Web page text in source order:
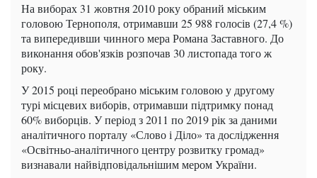
На виборах 31 жовтня 2010 року обраний міським
головою Тернополя, отримавши 25 988 голосів (27,4 %)
та випередивши чинного мера Романа Заставного. До
виконання обов'язків розпочав 30 листопада того ж
року.
У 2015 році переобрано міським головою у другому
турі місцевих виборів, отримавши підтримку понад
60% виборців. У період з 2011 по 2019 рік за даними
аналітичного порталу «Слово і Діло» та дослідження
«Освітньо-аналітичного центру розвитку громад»
визнавали найвідповідальнішим мером України.